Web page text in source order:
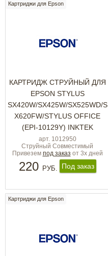
Картриджи для Epson
КАРТРИДЖ СТРУЙНЫЙ ДЛЯ
EPSON STYLUS
SX420W/SX425W/SX525WD/S
X620FW/STYLUS OFFICE
(EPI-10129Y) INKTEK
арт. 1012950
Струйный Совместимый
Привезем под заказ от 3х дней
220 РУБ. Под заказ
Картриджи для Epson